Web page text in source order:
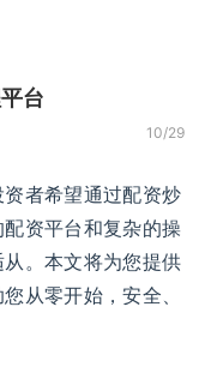
台
10/29
者希望通过配资炒
资平台和复杂的操
。本文将为您提供
从零开始，安全、